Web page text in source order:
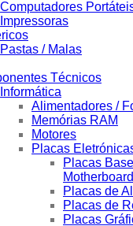
Computadores
Impressoras
Pastas / Malas
Técnicos
Informática
Alimentadores /
Memórias RAM
Motores
Placas
Placas
Placas de
Placas de
Placas